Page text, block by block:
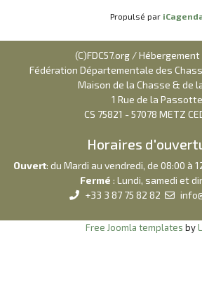
Propulsé par
(C)FDC57.org / Hébergement
Fédération Départementale des
Maison de la Chasse & de
1 Rue de la Passotte
CS 75821 - 57078 METZ
Horaires
Ouvert: du Mardi au vendredi, de 08:00 à
Fermé : Lundi, samedi et
+33 3 87 75 82 82
Free Joomla templates by